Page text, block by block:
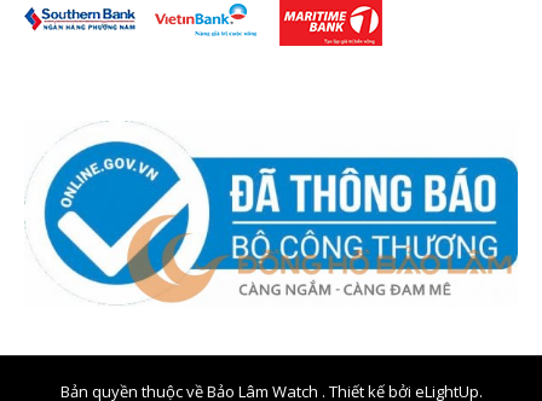
Bản quyền thuộc về Bảo Lâm Watch . Thiết kế bởi eLightUp.